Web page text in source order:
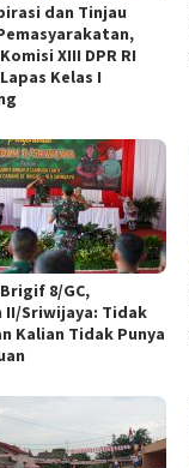
dan Tinjau
XIII DPR RI
Kelas I
8/GC,
II/Sriwijaya: Tidak
Kalian Tidak Punya